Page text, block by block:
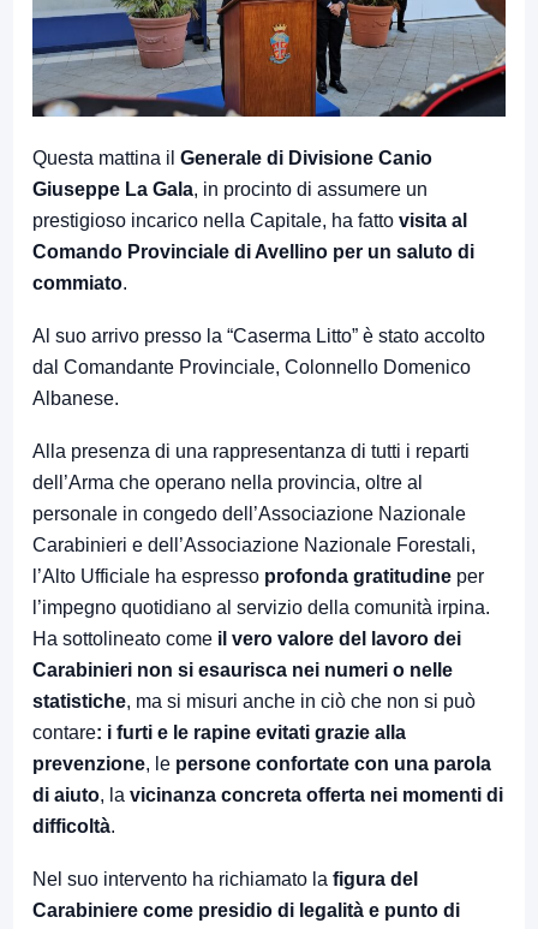
Questa mattina il Generale di Divisione Canio
Giuseppe La Gala, in procinto di assumere un
prestigioso incarico nella Capitale, ha fatto visita al
Comando Provinciale di Avellino per un saluto di
commiato.
Al suo arrivo presso la “Caserma Litto” è stato accolto
dal Comandante Provinciale, Colonnello Domenico
Albanese.
Alla presenza di una rappresentanza di tutti i reparti
dell’Arma che operano nella provincia, oltre al
personale in congedo dell’Associazione Nazionale
Carabinieri e dell’Associazione Nazionale Forestali,
l’Alto Ufficiale ha espresso profonda gratitudine per
l’impegno quotidiano al servizio della comunità irpina.
Ha sottolineato come il vero valore del lavoro dei
Carabinieri non si esaurisca nei numeri o nelle
statistiche, ma si misuri anche in ciò che non si può
contare: i furti e le rapine evitati grazie alla
prevenzione, le persone confortate con una parola
di aiuto, la vicinanza concreta offerta nei momenti di
difficoltà.
Nel suo intervento ha richiamato la figura del
Carabiniere come presidio di legalità e punto di